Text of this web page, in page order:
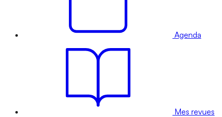
Agenda
Mes revues